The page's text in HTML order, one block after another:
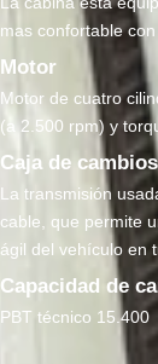
mas confortable
Motor
Motor de cuatro
(a 2.500 rpm) y
Caja de cambios
La transmisión
cable, que permite
ágil del vehículo en
Capacidad de
PBT técnico 15.400